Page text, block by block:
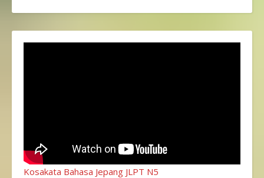
Kosakata Bahasa Jepang JLPT N5